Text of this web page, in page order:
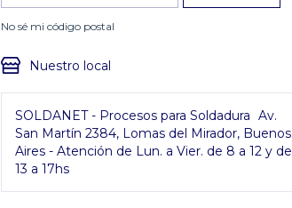
No sé mi código postal
Nuestro local
SOLDANET - Procesos para Soldadura Av.
San Martín 2384, Lomas del Mirador, Buenos
Aires - Atención de Lun. a Vier. de 8 a 12 y de
13 a 17hs